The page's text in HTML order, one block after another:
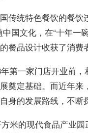
传统特色餐饮的餐
国文化，在“十年
餐品设计收获了消费
第一家门店开业前
奠定基础。而近年
身的发展路线，不断
米的现代食品产业